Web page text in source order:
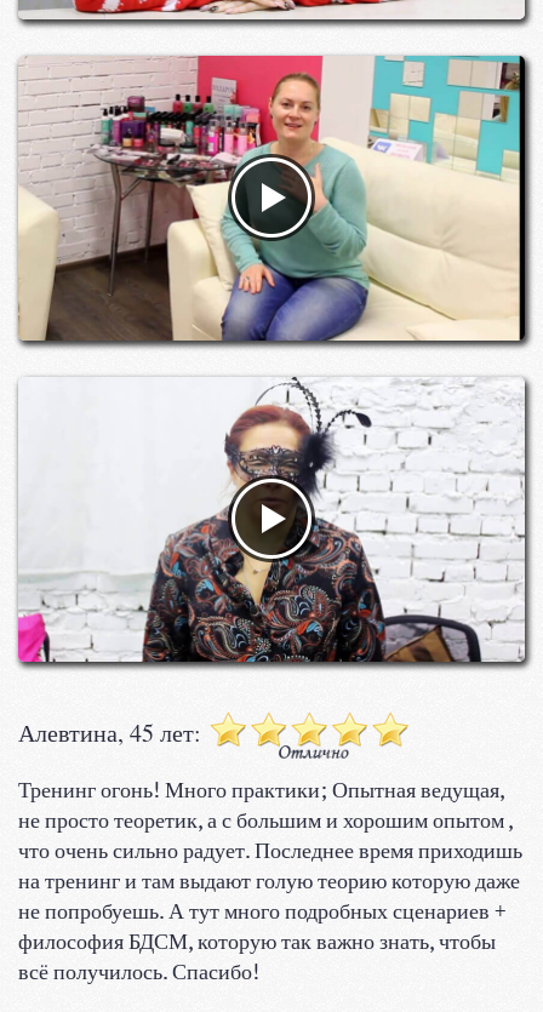
Алевтина, 45 лет:
Тренинг огонь! Много практики; Опытная ведущая,
не просто теоретик, а с большим и хорошим опытом ,
что очень сильно радует. Последнее время приходишь
на тренинг и там выдают голую теорию которую даже
не попробуешь. А тут много подробных сценариев +
философия БДСМ, которую так важно знать, чтобы
всё получилось. Спасибо!